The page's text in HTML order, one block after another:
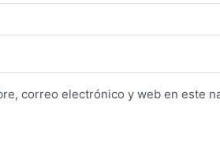
correo electrónico y web en este